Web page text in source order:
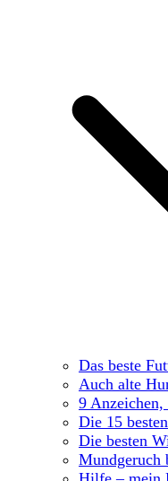
Das beste
Auch alte
9 Anzeichen,
Die 15
Die besten
Mundgeruch